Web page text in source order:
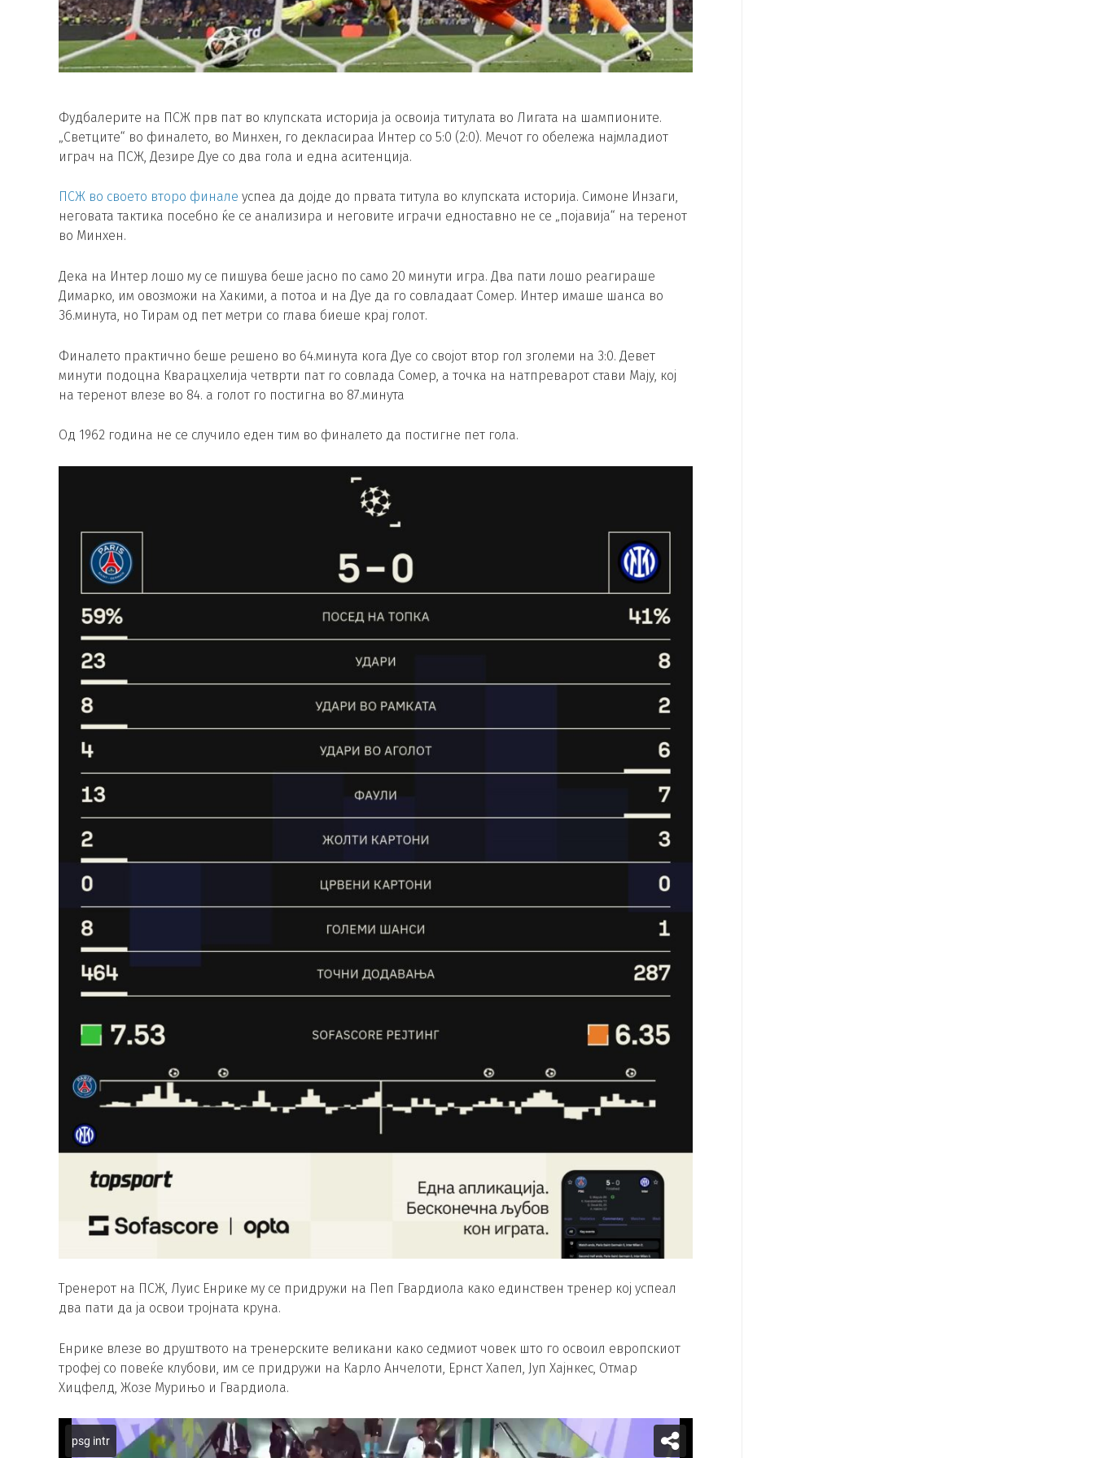
Фудбалерите на ПСЖ прв пат во клупската историја ја освоија титулата во Лигата на шампионите.
„Светците“ во финалето, во Минхен, го декласираа Интер со 5:0 (2:0). Мечот го обележа најмладиот
играч на ПСЖ, Дезире Дуе со два гола и една аситенција.
ПСЖ во своето второ финале успеа да дојде до првата титула во клупската историја. Симоне Инзаги,
неговата тактика посебно ќе се анализира и неговите играчи едноставно не се „појавија“ на теренот
во Минхен.
Дека на Интер лошо му се пишува беше јасно по само 20 минути игра. Два пати лошо реагираше
Димарко, им овозможи на Хакими, а потоа и на Дуе да го совладаат Сомер. Интер имаше шанса во
36.минута, но Тирам од пет метри со глава биеше крај голот.
Финалето практично беше решено во 64.минута кога Дуе со својот втор гол зголеми на 3:0. Девет
минути подоцна Кварацхелија четврти пат го совлада Сомер, а точка на натпреварот стави Мају, кој
на теренот влезе во 84. а голот го постигна во 87.минута
Од 1962 година не се случило еден тим во финалето да постигне пет гола.
Тренерот на ПСЖ, Луис Енрике му се придружи на Пеп Гвардиола како единствен тренер кој успеал
два пати да ја освои тројната круна.
Енрике влезе во друштвото на тренерските великани како седмиот човек што го освоил европскиот
трофеј со повеќе клубови, им се придружи на Карло Анчелоти, Ернст Хапел, Јуп Хајнкес, Отмар
Хицфелд, Жозе Мурињо и Гвардиола.